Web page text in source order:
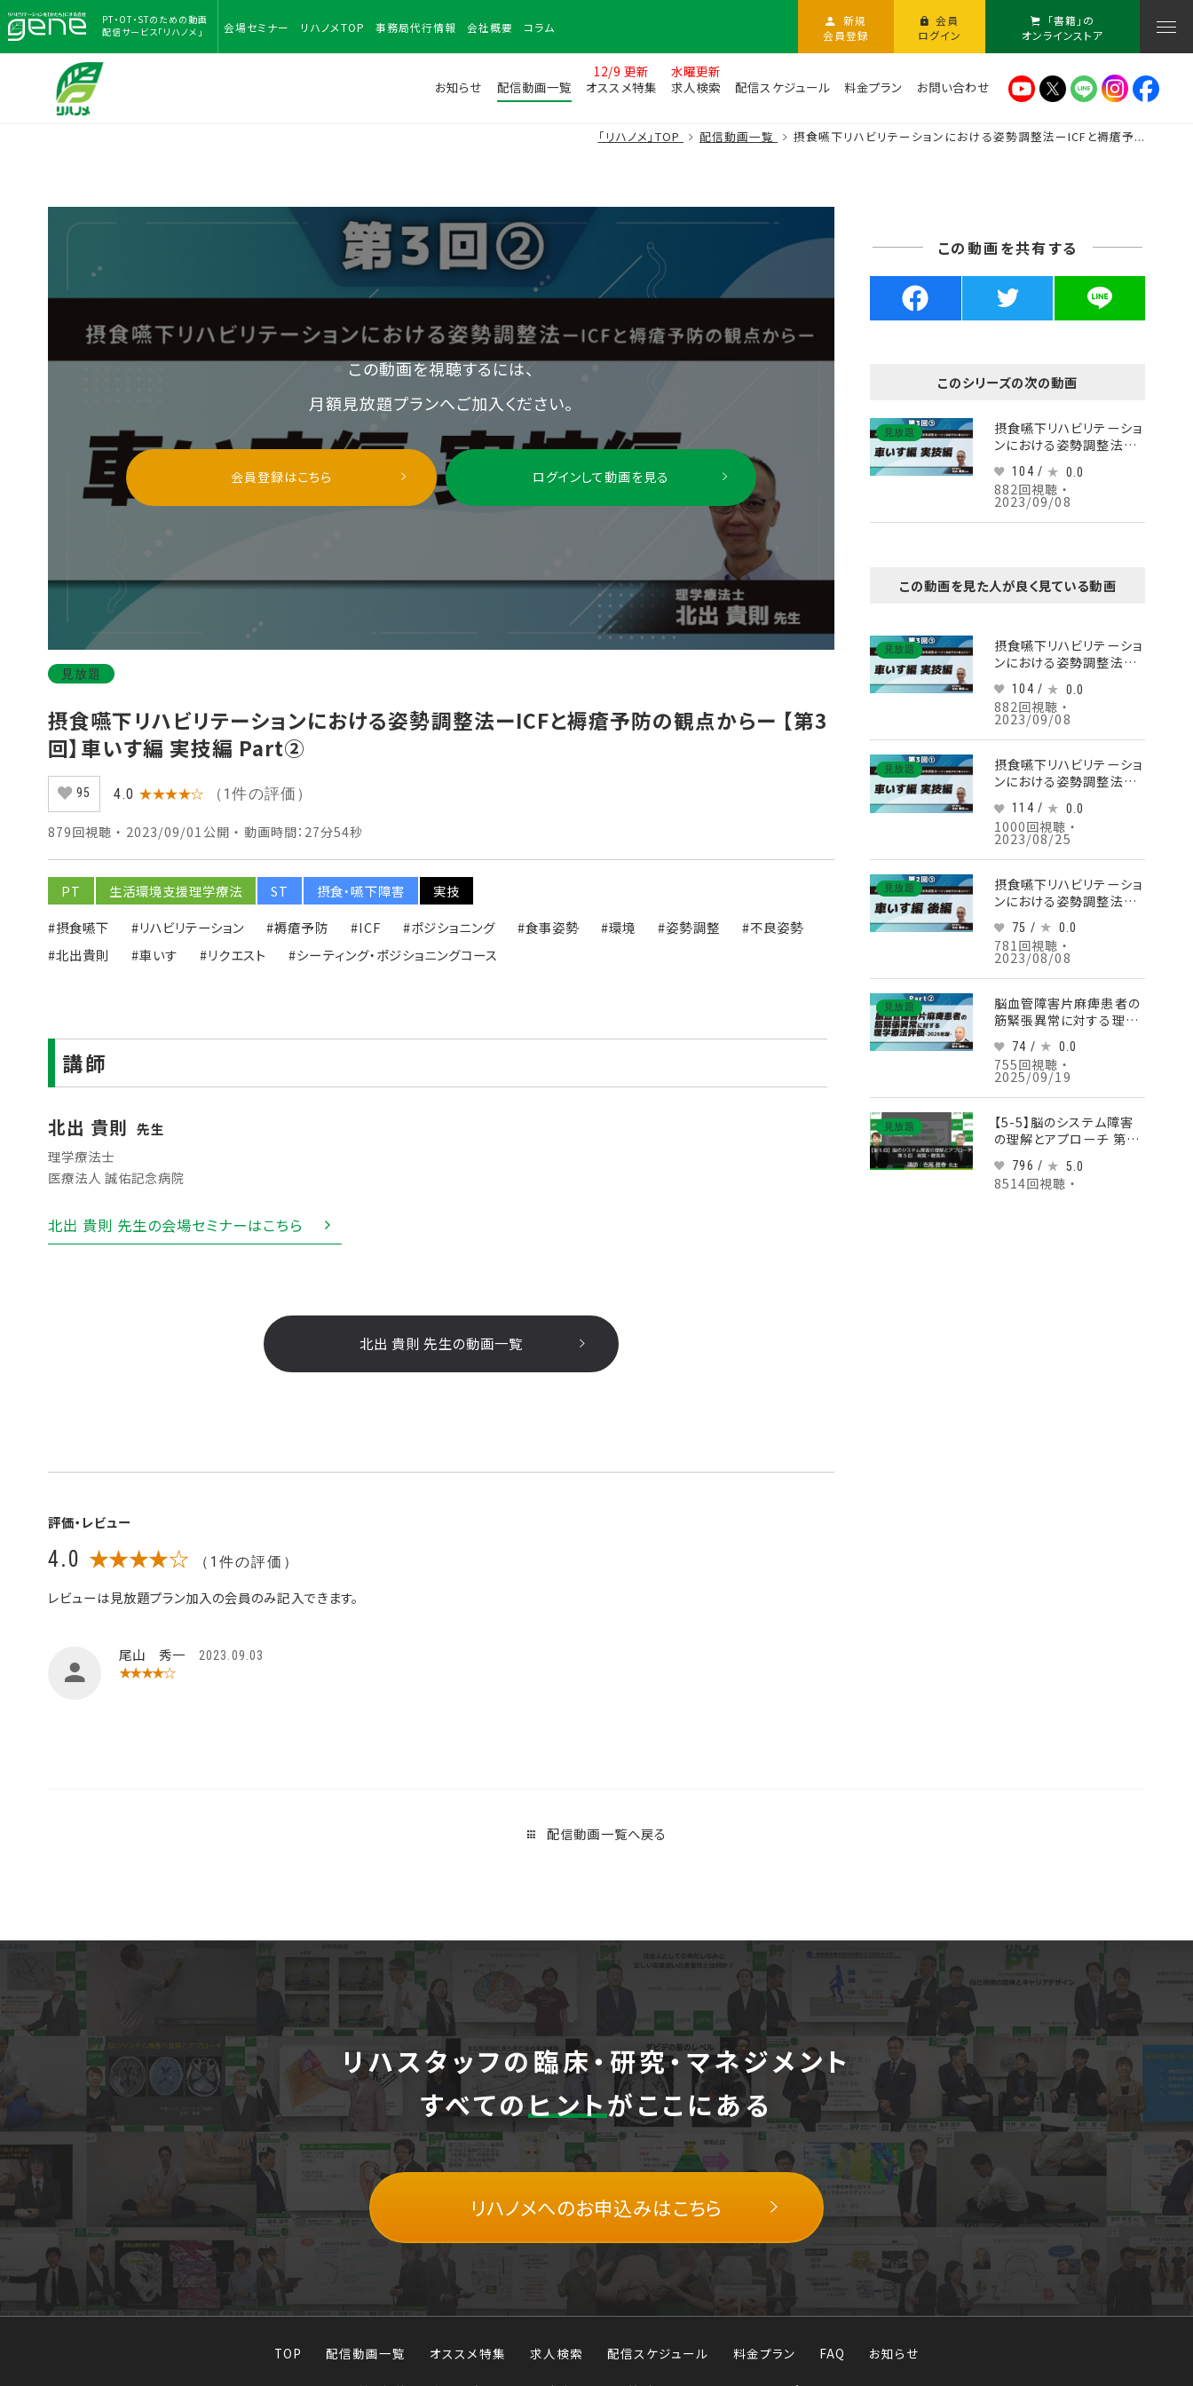
PT・OT・STのための動画
配信サービス「リハノメ」
会場セミナー リハノメTOP 事務局代行情報 会社概要 コラム
新規
会員登録
会員
ログイン
「書籍」の
オンラインストア
お知らせ 配信動画一覧
12/9 更新
オススメ特集
水曜更新
求人検索
配信スケジュール 料金プラン お問い合わせ
「リハノメ」TOP 配信動画一覧 摂食嚥下リハビリテーションにおける姿勢調整法ーICFと褥瘡予...
この動画を視聴するには、
月額見放題プランへご加入ください。
会員登録はこちら ログインして動画を見る
見放題
摂食嚥下リハビリテーションにおける姿勢調整法ーICFと褥瘡予防の観点からー 【第3
回】車いす編 実技編 Part②
95 4.0 ★★★★☆ （1件の評価）
879回視聴 ・ 2023/09/01公開 ・ 動画時間：27分54秒
PT 生活環境支援理学療法 ST 摂食・嚥下障害
実技
#摂食嚥下
#リハビリテーション #褥瘡予防 #ICF #ポジショニング #食事姿勢 #環境 #姿勢調整
#不良姿勢
#北出貴則
#車いす #リクエスト #シーティング・ポジショニングコース
講師
北出 貴則 先生
理学療法士
医療法人 誠佑記念病院
北出 貴則 先生の会場セミナーはこちら
北出 貴則 先生の動画一覧
評価・レビュー
4.0 ★★★★☆ （1件の評価）
レビューは見放題プラン加入の会員のみ記入できます。
尾山 秀一 2023.09.03
★★★★☆
この動画を共有する
このシリーズの次の動画
見放題
摂食嚥下リハビリテーショ
ンにおける姿勢調整法ー
ICFと褥瘡予防の観点から
ー 【第3回】車いす編 実技
編 Part③
104 / 0.0
882回視聴 ・
2023/09/08
この動画を見た人が良く見ている動画
見放題
摂食嚥下リハビリテーショ
ンにおける姿勢調整法ー
ICFと褥瘡予防の観点から
ー 【第3回】車いす編 実技
編 Part③
104 / 0.0
882回視聴 ・
2023/09/08
見放題
摂食嚥下リハビリテーショ
ンにおける姿勢調整法ー
ICFと褥瘡予防の観点から
ー 【第3回】車いす編 実技
編 Part①
114 / 0.0
1000回視聴 ・
2023/08/25
見放題
摂食嚥下リハビリテーショ
ンにおける姿勢調整法ー
ー 【第2回】車いす編 後編
Part③
75 / 0.0
781回視聴 ・
2023/08/08
見放題
脳血管障害片麻痺患者の
筋緊張異常に対する理学
Part②一次的障害に対す
る筋緊張検査
74 / 0.0
755回視聴 ・
2025/09/19
見放題
【5-5】脳のシステム障害
の理解とアプローチ 第5
回 視覚・聴覚系
796 / 5.0
8514回視聴 ・
配信動画一覧へ戻る
リハスタッフの臨床・研究・マネジメント
すべてのヒントがここにある
リハノメへのお申込みはこちら
TOP 配信動画一覧 オススメ特集 求人検索 配信スケジュール 料金プラン FAQ お知らせ